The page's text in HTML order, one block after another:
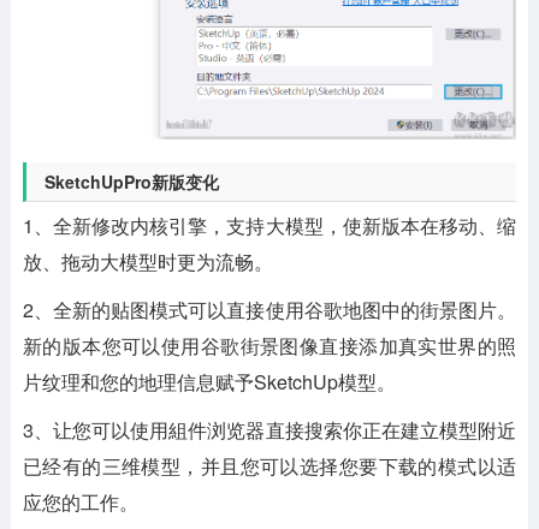
SketchUpPro新版变化
1、全新修改内核引擎，支持大模型，使新版本在移动、缩
放、拖动大模型时更为流畅。
2、全新的贴图模式可以直接使用谷歌地图中的街景图片。
新的版本您可以使用谷歌街景图像直接添加真实世界的照
片纹理和您的地理信息赋予SketchUp模型。
3、让您可以使用組件浏览器直接搜索你正在建立模型附近
已经有的三维模型，并且您可以选择您要下载的模式以适
应您的工作。